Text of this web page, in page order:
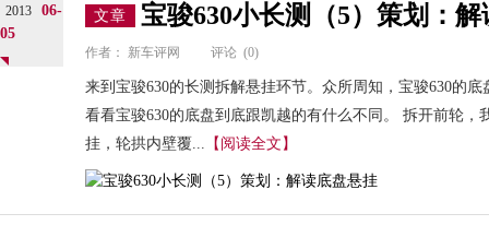
2013
06-
05
文章 宝骏630小长测（5）策划：
作者： 新车评网 评论 (0)
来到宝骏630的长测拆解悬挂环节。众所周知，宝骏630的
看看宝骏630的底盘到底跟凯越的有什么不同。 拆开前轮
挂，轮拱内壁覆... 【阅读全文】